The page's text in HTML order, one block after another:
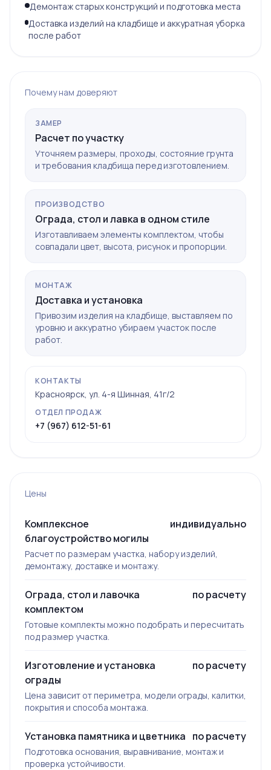
Демонтаж старых конструкций и подготовка места
Доставка изделий на кладбище и аккуратная уборка
после работ
Почему нам доверяют
ЗАМЕР
Расчет по участку
Уточняем размеры, проходы, состояние грунта
и требования кладбища перед изготовлением.
ПРОИЗВОДСТВО
Ограда, стол и лавка в одном стиле
Изготавливаем элементы комплектом, чтобы
совпадали цвет, высота, рисунок и пропорции.
МОНТАЖ
Доставка и установка
Привозим изделия на кладбище, выставляем по
уровню и аккуратно убираем участок после
работ.
КОНТАКТЫ
Красноярск, ул. 4-я Шинная, 41г/2
ОТДЕЛ ПРОДАЖ
+7 (967) 612-51-61
Цены
Комплексное
благоустройство могилы
индивидуально
Расчет по размерам участка, набору изделий,
демонтажу, доставке и монтажу.
Ограда, стол и лавочка
комплектом
по расчету
Готовые комплекты можно подобрать и пересчитать
под размер участка.
Изготовление и установка
ограды
по расчету
Цена зависит от периметра, модели ограды, калитки,
покрытия и способа монтажа.
Установка памятника и цветника по расчету
Подготовка основания, выравнивание, монтаж и
проверка устойчивости.